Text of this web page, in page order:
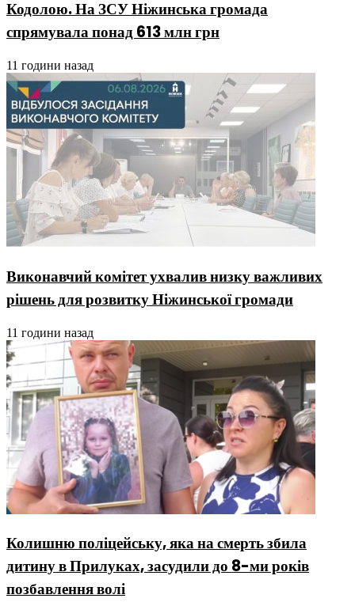
Кодолою. На ЗСУ Ніжинська громада
спрямувала понад 613 млн грн
11 години назад
Виконавчий комітет ухвалив низку важливих
рішень для розвитку Ніжинської громади
11 години назад
Колишню поліцейську, яка на смерть збила
дитину в Прилуках, засудили до 8-ми років
позбавлення волі